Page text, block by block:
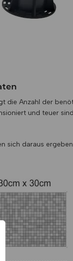
die Anzahl der
und teuer
sich daraus